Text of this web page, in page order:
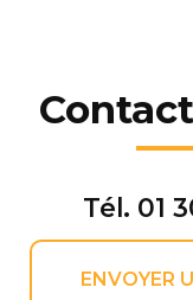
Tél. 01
ENVOYER